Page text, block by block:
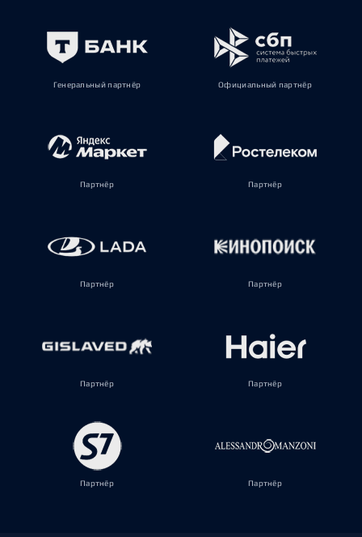
Генеральный партнёр Официальный партнёр
Партнёр Партнёр
Партнёр Партнёр
Партнёр Партнёр
Партнёр Партнёр